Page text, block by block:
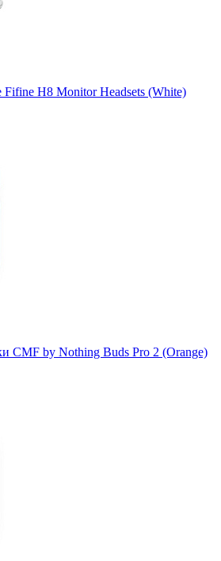
H8 Monitor Headsets (White)
CMF by Nothing Buds Pro 2 (Orange)